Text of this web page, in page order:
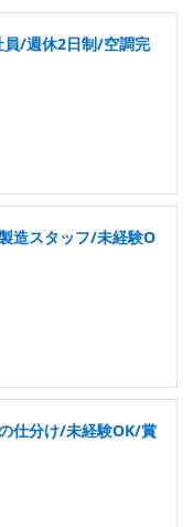
員/週休2日制/空調完
造スタッフ/未経験O
仕分け/未経験OK/賞